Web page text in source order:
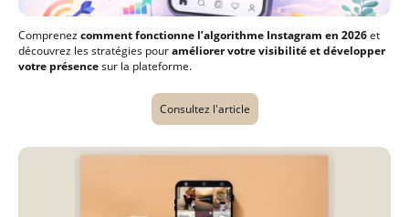
Comprenezcomment fonctionne l’algorithme Instagram en 2026et
découvrez les stratégies pouraméliorer votre visibilité et développer
votre présencesur la plateforme.
Consultez l'article